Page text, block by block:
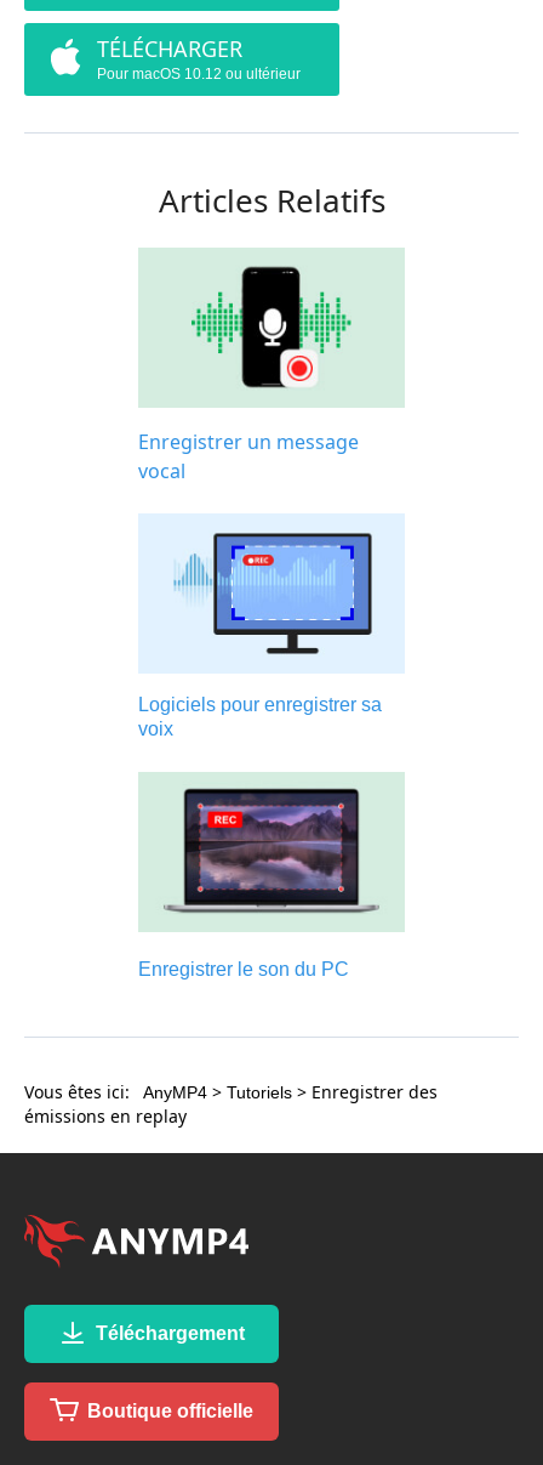
TÉLÉCHARGER
Pour macOS 10.12 ou ultérieur
Articles Relatifs
Enregistrer un message
vocal
Logiciels pour enregistrer sa
voix
Enregistrer le son du PC
Vous êtes ici: AnyMP4 > Tutoriels > Enregistrer des
émissions en replay
Téléchargement
Boutique officielle